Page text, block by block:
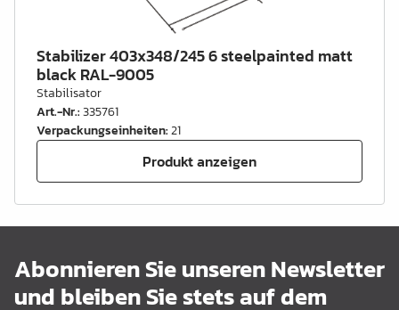
Stabilizer 403x348/245 6 steelpainted matt
black RAL-9005
Stabilisator
Art.-Nr.:335761
Verpackungseinheiten:21
Produkt anzeigen
Abonnieren Sie unseren Newsletter
und bleiben Sie stets auf dem